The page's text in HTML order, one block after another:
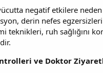
negatif etkilere
derin nefes
teknikleri, ruh sağlığını
ve Doktor